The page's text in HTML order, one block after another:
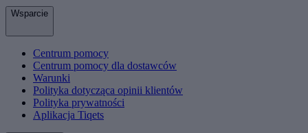
Wsparcie
Centrum pomocy
Centrum pomocy dla dostawców
Warunki
Polityka dotycząca opinii klientów
Polityka prywatności
Aplikacja Tiqets